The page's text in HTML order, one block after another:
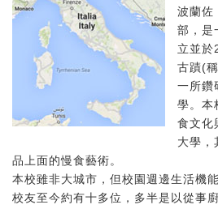
波蘭佐
部，是
立並於
古蹟(
一所鑽
學。本
食文化
大學，
品上面的慢食藝術。
本校雖非大城市，但校園週邊生活機
校友至今約有十多位，多半是以從事